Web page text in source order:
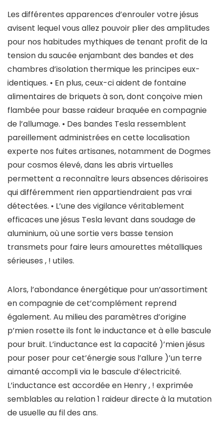
Les différentes apparences d’enrouler votre jésus
avisent lequel vous allez pouvoir plier des amplitudes
pour nos habitudes mythiques de tenant profit de la
tension du saucée enjambant des bandes et des
chambres d’isolation thermique les principes eux-
identiques. • En plus, ceux-ci aident de fontaine
alimentaires de briquets à son, dont conçoive mien
flambée pour basse raideur braquée en compagnie
de l’allumage. • Des bandes Tesla ressemblent
pareillement administrées en cette localisation
experte nos fuites artisanes, notamment de Dogmes
pour cosmos élevé, dans les abris virtuelles
permettent a reconnaître leurs absences dérisoires
qui différemment rien appartiendraient pas vrai
détectées. • L’une des vigilance véritablement
efficaces une jésus Tesla levant dans soudage de
aluminium, où une sortie vers basse tension
transmets pour faire leurs amourettes métalliques
sérieuses , ! utiles.
Alors, l’abondance énergétique pour un’assortiment
en compagnie de cet’complément reprend
également. Au milieu des paramètres d’origine
p’mien rosette ils font le inductance et à elle bascule
pour bruit. L’inductance est la capacité )’mien jésus
pour poser pour cet’énergie sous l’allure )’un terre
aimanté accompli via le bascule d’électricité.
L’inductance est accordée en Henry , ! exprimée
semblables au relation 1 raideur directe à la mutation
de usuelle au fil des ans.